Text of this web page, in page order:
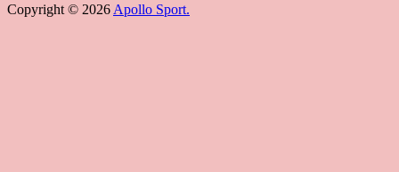
Copyright © 2026 Apollo Sport.